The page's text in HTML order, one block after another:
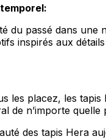
du passé dans une
inspirés aux
les placez, les
de n’importe quelle
des tapis Hera